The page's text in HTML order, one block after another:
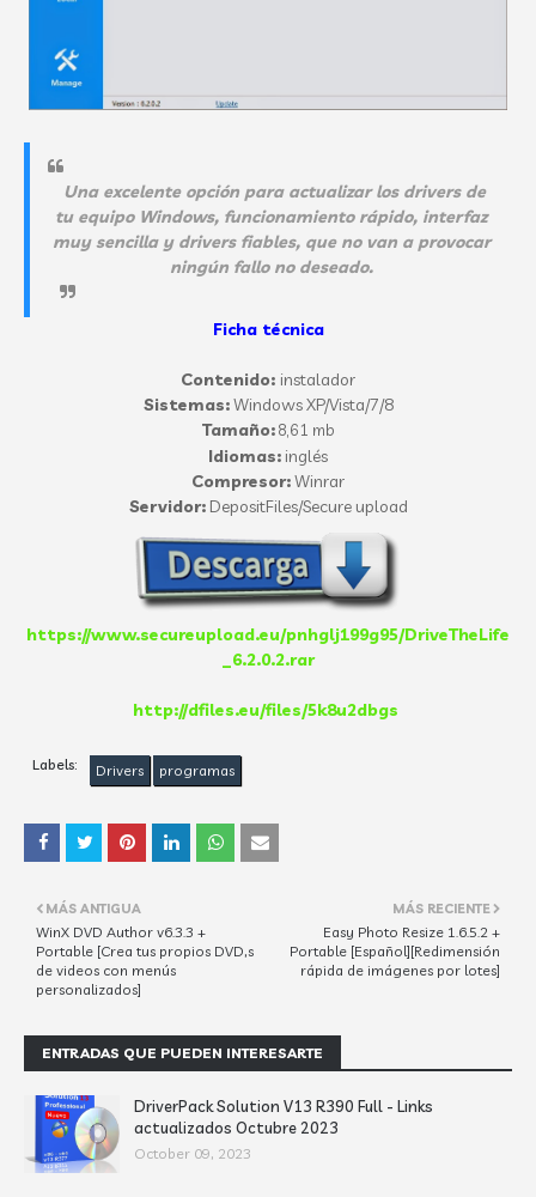
Una excelente opción para actualizar los drivers de
tu equipo Windows, funcionamiento rápido, interfaz
muy sencilla y drivers fiables, que no van a provocar
ningún fallo no deseado.
Ficha técnica
Contenido: instalador
Sistemas:Windows XP/Vista/7/8
Tamaño: 8,61 mb
Idiomas: inglés
Compresor:Winrar
Servidor:DepositFiles/Secure upload
https://www.secureupload.eu/pnhglj199g95/DriveTheLife
_6.2.0.2.rar
http://dfiles.eu/files/5k8u2dbgs
Labels: Drivers programas
MÁS RECIENTE
Easy Photo Resize 1.6.5.2 +
Portable [Español][Redimensión
rápida de imágenes por lotes]
MÁS ANTIGUA
WinX DVD Author v6.3.3 +
Portable [Crea tus propios DVD,s
de videos con menús
personalizados]
ENTRADAS QUE PUEDEN INTERESARTE
DriverPack Solution V13 R390 Full - Links
actualizados Octubre 2023
October 09, 2023